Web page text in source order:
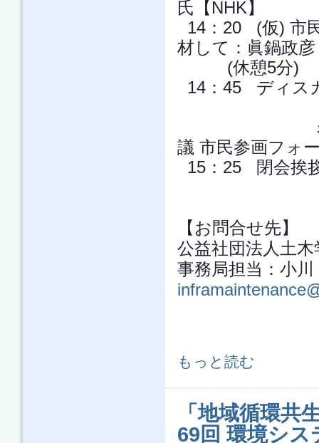
氏【NHK
14：20 (仮) 市
材して：眞鍋政
(休
14：45 ディス
岩佐宏一
議 市民参画フォ
15：25 閉会挨
【お問合せ先】
公益社団法人土
事務局担当：小
第4回(最終回)【地方インフラを対
もっと読む
「地域循環共
69回 環境シ